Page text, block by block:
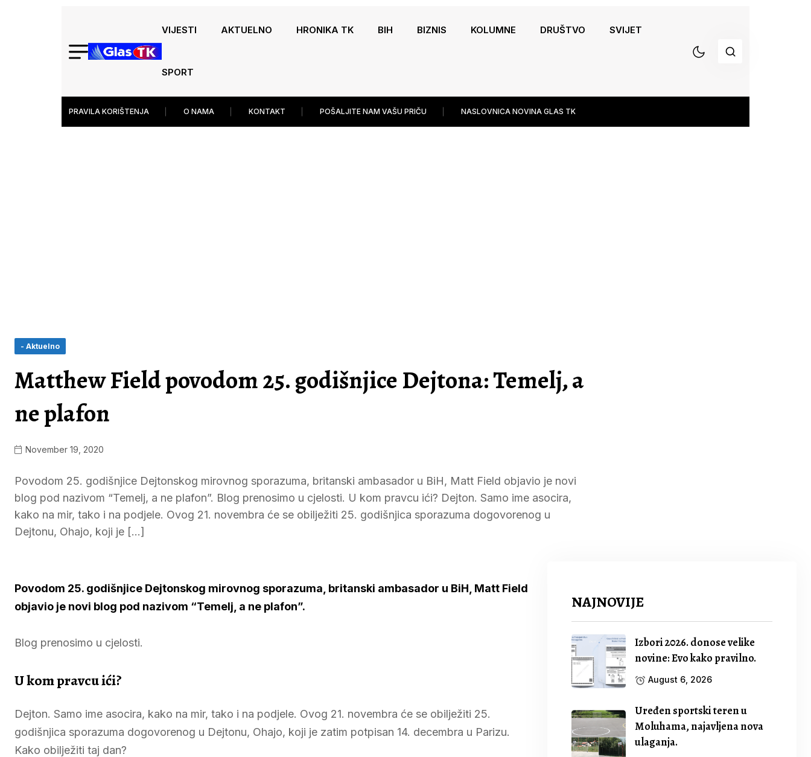
VIJESTI AKTUELNO HRONIKA TK BIH BIZNIS KOLUMNE DRUŠTVO SVIJET
SPORT
PRAVILA KORIŠTENJA O NAMA KONTAKT POŠALJITE NAM VAŠU PRIČU NASLOVNICA NOVINA GLAS TK
- Aktuelno
Matthew Field povodom 25. godišnjice Dejtona: Temelj, a
ne plafon
November 19, 2020
Povodom 25. godišnjice Dejtonskog mirovnog sporazuma, britanski ambasador u BiH, Matt Field objavio je novi
blog pod nazivom “Temelj, a ne plafon”. Blog prenosimo u cjelosti. U kom pravcu ići? Dejton. Samo ime asocira,
kako na mir, tako i na podjele. Ovog 21. novembra će se obilježiti 25. godišnjica sporazuma dogovorenog u
Dejtonu, Ohajo, koji je […]
Povodom 25. godišnjice Dejtonskog mirovnog sporazuma , britanski ambasador u BiH, Matt Field
objavio je novi blog pod nazivom “Temelj, a ne plafon”.
Blog prenosimo u cjelosti.
U kom pravcu ići?
Dejton. Samo ime asocira, kako na mir, tako i na podjele. Ovog 21. novembra će se obilježiti 25.
godišnjica sporazuma dogovorenog u Dejtonu, Ohajo, koji je zatim potpisan 14. decembra u Parizu.
Kako obilježiti taj dan?
NAJNOVIJE
Izbori 2026. donose velike
novine: Evo kako pravilno.
August 6, 2026
Uređen sportski teren u
Moluhama, najavljena nova
ulaganja.